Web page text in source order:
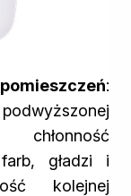
:
chłonność
gładzi i
kolejnej